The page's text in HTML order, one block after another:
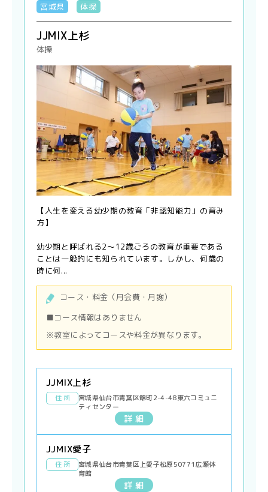
宮城県 体操
JJMIX上杉
体操
【人生を変える幼少期の教育「非認知能力」の育み
方】
幼少期と呼ばれる2〜12歳ごろの教育が重要である
ことは一般的にも知られています。しかし、何歳の
時に何...
コース・料金（月会費・月謝）
■コース情報はありません
※教室によってコースや料金が異なります。
JJMIX上杉
住 所
宮城県仙台市青葉区錦町2-4-48東六コミュニ
ティセンター
詳 細
JJMIX愛子
住 所
宮城県仙台市青葉区上愛子松原50771広瀬体
育館
詳 細